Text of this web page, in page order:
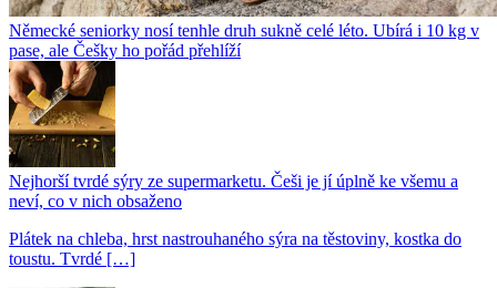
Německé seniorky nosí tenhle druh sukně celé léto. Ubírá i 10 kg v
pase, ale Češky ho pořád přehlíží
Nejhorší tvrdé sýry ze supermarketu. Češi je jí úplně ke všemu a
neví, co v nich obsaženo
Plátek na chleba, hrst nastrouhaného sýra na těstoviny, kostka do
toustu. Tvrdé […]